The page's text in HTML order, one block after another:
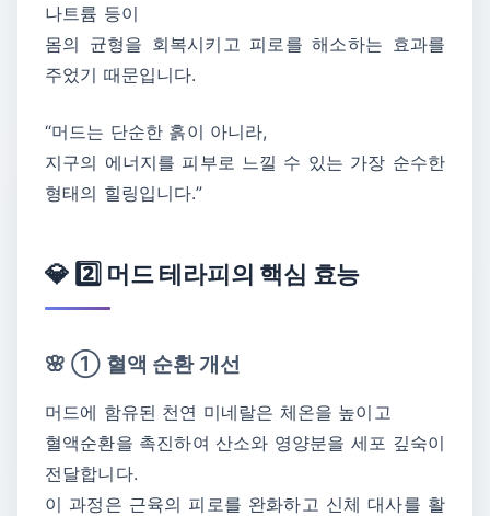
나트륨 등이
몸의 균형을 회복시키고 피로를 해소하는 효과를
주었기 때문입니다.
“머드는 단순한 흙이 아니라,
지구의 에너지를 피부로 느낄 수 있는 가장 순수한
형태의 힐링입니다.”
💎 2️⃣ 머드 테라피의 핵심 효능
🌸 ① 혈액 순환 개선
머드에 함유된 천연 미네랄은 체온을 높이고
혈액순환을 촉진하여 산소와 영양분을 세포 깊숙이
전달합니다.
이 과정은 근육의 피로를 완화하고 신체 대사를 활